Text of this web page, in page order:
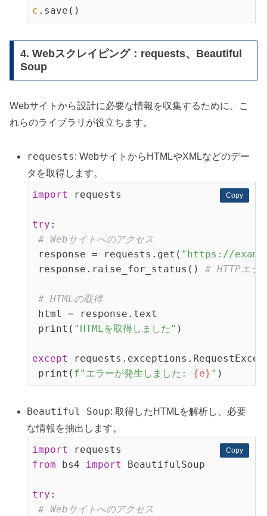
c
4. Webスクレイピング：requests、Beautiful
Soup
Webサイトから設計に必要な情報を収集するために、こ
れらのライブラリが役立ちます。
requests: WebサイトからHTMLやXMLなどのデー
タを取得します。
Copy
Copy
import requests
try :
# Webサイトへのアクセス
response = requests.get( "https://
response.raise_for_status() # HTTPエラ
# HTMLの取得
html = response.text
print( "HTMLを取得しました" )
except
print( f"エラーが発生しました: {e} "
Beautiful Soup: 取得したHTMLを解析し、必要
な情報を抽出します。
Copy
Copy
import
from bs4 import BeautifulSoup
try :
# Webサイトへのアクセス